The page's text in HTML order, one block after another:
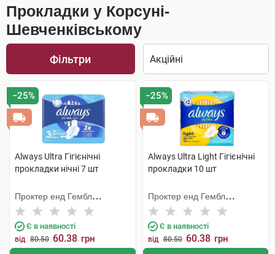
Прокладки у Корсунi-
Шевченківському
Фільтри
−25%
Always Ultra Гігієнічні
прокладки нічні 7 шт
Проктер енд Гембл
Мануфекчурінг
Є в наявності
від 80.50 60.38 грн
−25%
Always Ultra Light Гігієнічні
прокладки 10 шт
Проктер енд Гембл
Мануфекчурінг
Є в наявності
від 80.50 60.38 грн